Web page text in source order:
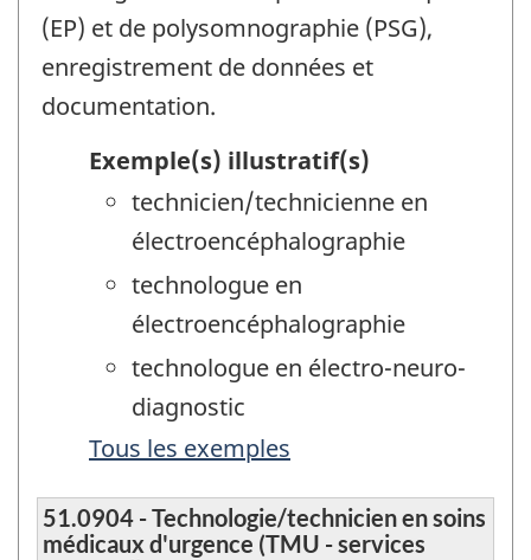
(EP) et de polysomnographie (PSG),
enregistrement de données et
documentation.
Exemple(s) illustratif(s)
technicien/technicienne en
électroencéphalographie
technologue en
électroencéphalographie
technologue en électro-neuro-
diagnostic
Tous les exemples
51.0904 - Technologie/technicien en soins
médicaux d'urgence (TMU - services